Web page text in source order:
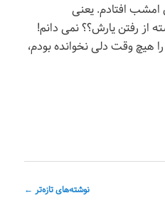
امشب افتادم. یعنی
از رفتن یارش؟؟ نمی دانم!
هیچ وقت دلی نخوانده بودم،
نوشته‌های تازه‌تر ←